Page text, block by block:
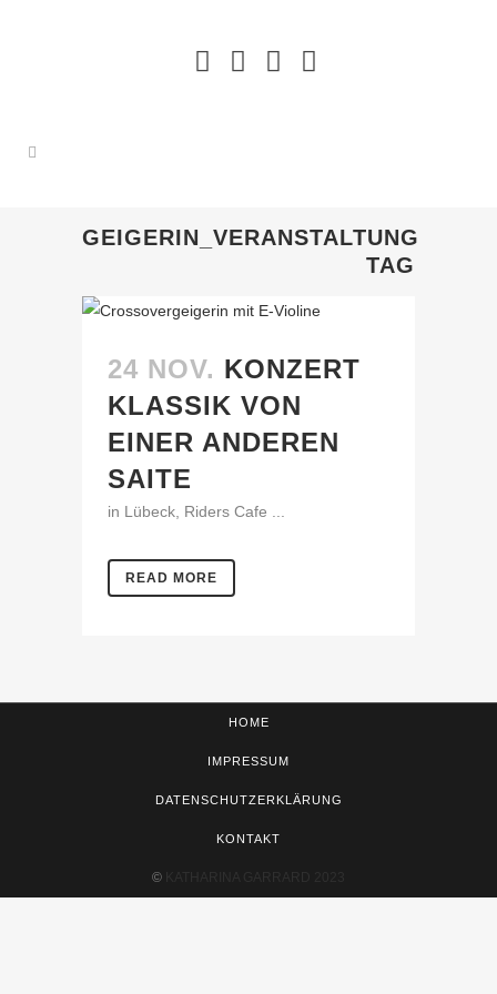
GEIGERIN_VERANSTALTUNG
TAG
24 NOV. KONZERT
KLASSIK VON
EINER ANDEREN
SAITE
in Lübeck, Riders Cafe ...
READ MORE
HOME
IMPRESSUM
DATENSCHUTZERKLÄRUNG
KONTAKT
©